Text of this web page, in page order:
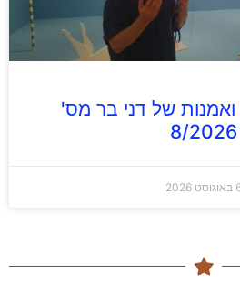
ואמנות של דני בר מס'
8/2026
2026